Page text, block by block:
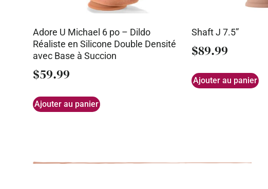
Adore U Michael 6 po – Dildo
Réaliste en Silicone Double Densité
avec Base à Succion
$59.99
Ajouter au panier
Shaft J 7.5”
$89.99
Ajouter au panier